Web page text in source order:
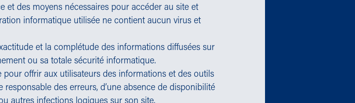
et des moyens nécessaires pour accéder au site et
informatique utilisée ne contient aucun virus et
et la complétude des informations diffusées sur
ou sa totale sécurité informatique.
offrir aux utilisateurs des informations et des outils
des erreurs, d’une absence de disponibilité